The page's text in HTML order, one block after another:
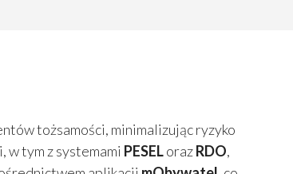
tożsamości, minimalizując ryzyko
tym z systemami PESELorazRDO,